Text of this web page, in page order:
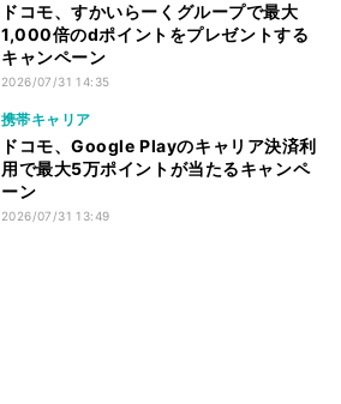
ドコモ、すかいらーくグループで最大
1,000倍のdポイントをプレゼントする
キャンペーン
2026/07/31 14:35
携帯キャリア
ドコモ、Google Playのキャリア決済利
用で最大5万ポイントが当たるキャンペ
ーン
2026/07/31 13:49